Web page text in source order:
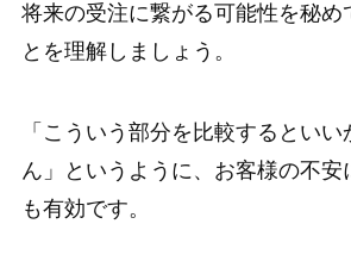
将来の受注に繋がる可能性を秘め
とを理解しましょう。
「こういう部分を比較するとい
ん」というように、お客様の不安
も有効です。